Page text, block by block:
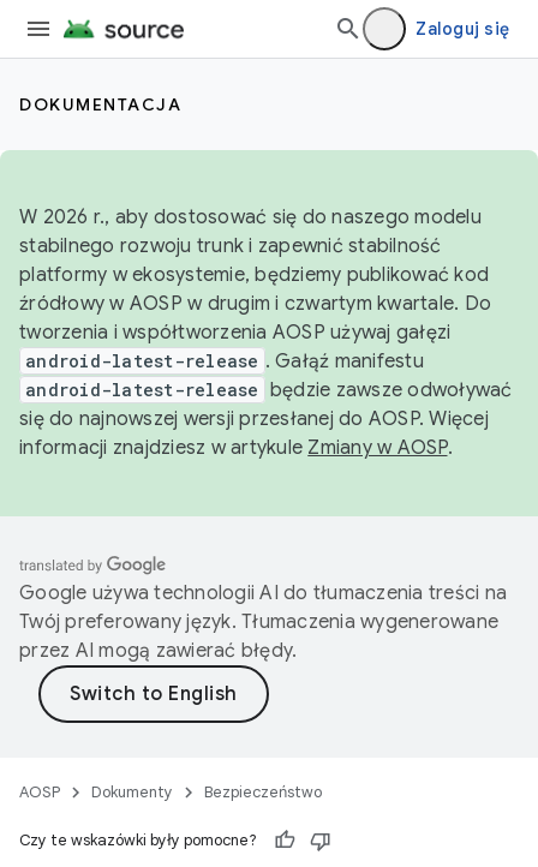
Zaloguj się
DOKUMENTACJA
W 2026 r., aby dostosować się do naszego modelu
stabilnego rozwoju trunk i zapewnić stabilność
platformy w ekosystemie, będziemy publikować kod
źródłowy w AOSP w drugim i czwartym kwartale. Do
tworzenia i współtworzenia AOSP używaj gałęzi
android-latest-release . Gałąź manifestu
android-latest-release będzie zawsze odwoływać
się do najnowszej wersji przesłanej do AOSP. Więcej
informacji znajdziesz w artykule Zmiany w AOSP.
Google używa technologii AI do tłumaczenia treści na
Twój preferowany język. Tłumaczenia wygenerowane
przez AI mogą zawierać błędy.
AOSP Dokumenty Bezpieczeństwo
Czy te wskazówki były pomocne?